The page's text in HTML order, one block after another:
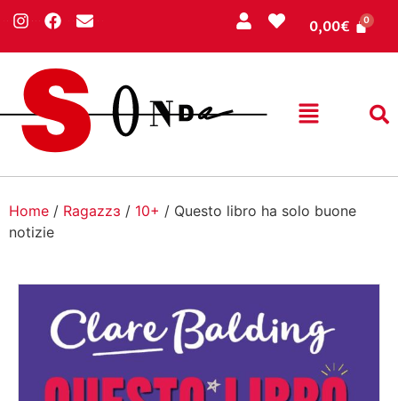
0,00€
Home / Ragazzɜ / 10+ / Questo libro ha solo buone
notizie